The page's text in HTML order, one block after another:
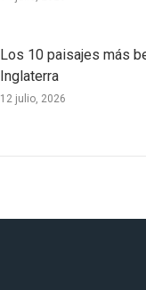
Los 10 paisajes más
Inglaterra
12 julio, 2026